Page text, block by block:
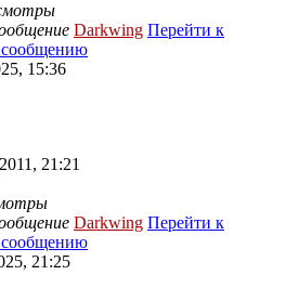
Darkwing Перейти к
сообщению
15:36
21:21
Darkwing Перейти к
сообщению
21:25